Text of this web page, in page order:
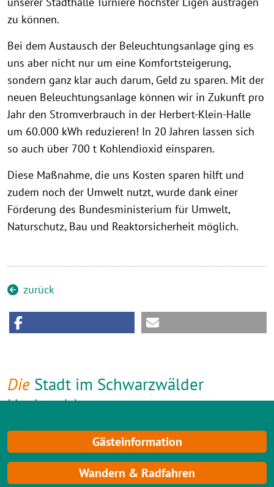
zu können.
Bei dem Austausch der Beleuchtungsanlage ging es
uns aber nicht nur um eine Komfortsteigerung,
sondern ganz klar auch darum, Geld zu sparen. Mit der
neuen Beleuchtungsanlage können wir in Zukunft pro
Jahr den Stromverbrauch in der Herbert-Klein-Halle
um 60.000 kWh reduzieren! In 20 Jahren lassen sich
so auch über 700 t Kohlendioxid einsparen.
Diese Maßnahme, die uns Kosten sparen hilft und
zudem noch der Umwelt nutzt, wurde dank einer
Förderung des Bundesministerium für Umwelt,
Naturschutz, Bau und Reaktorsicherheit möglich.
zurück
Die Stadt im Schwarzwälder
Hochwald
Gästeinformation
Wandern & Radfahren